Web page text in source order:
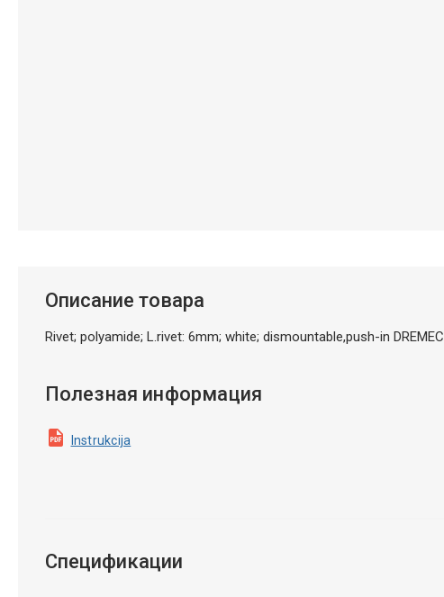
Описание товара
Rivet; polyamide; L.rivet: 6mm; white; dismountable,push-in DREMEC
Полезная информация
Instrukcija
Спецификации